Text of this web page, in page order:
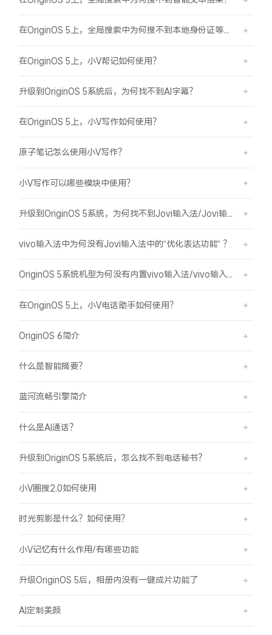
在OriginOS 5上，全局搜索中为何搜不到本地身份证等证件结果？
在OriginOS 5上，小V帮记如何使用？
升级到OriginOS 5系统后，为何找不到AI字幕？
在OriginOS 5上，小V写作如何使用？
原子笔记怎么使用小V写作？
小V写作可以哪些模块中使用？
vivo输入法中为何没有Jovi输入法中的“优化表达功能” ？
OriginOS 5系统机型为何没有内置vivo输入法/vivo输入法Pro？
在OriginOS 5上，小V电话助手如何使用？
OriginOS 6简介
什么是智能摘要？
蓝河流畅引擎简介
什么是AI通话？
升级到OriginOS 5系统后，怎么找不到电话秘书？
小V圈搜2.0如何使用
时光剪影是什么？如何使用？
小V记忆有什么作用/有哪些功能
升级OriginOS 5后，相册内没有一键成片功能了
AI定制美颜